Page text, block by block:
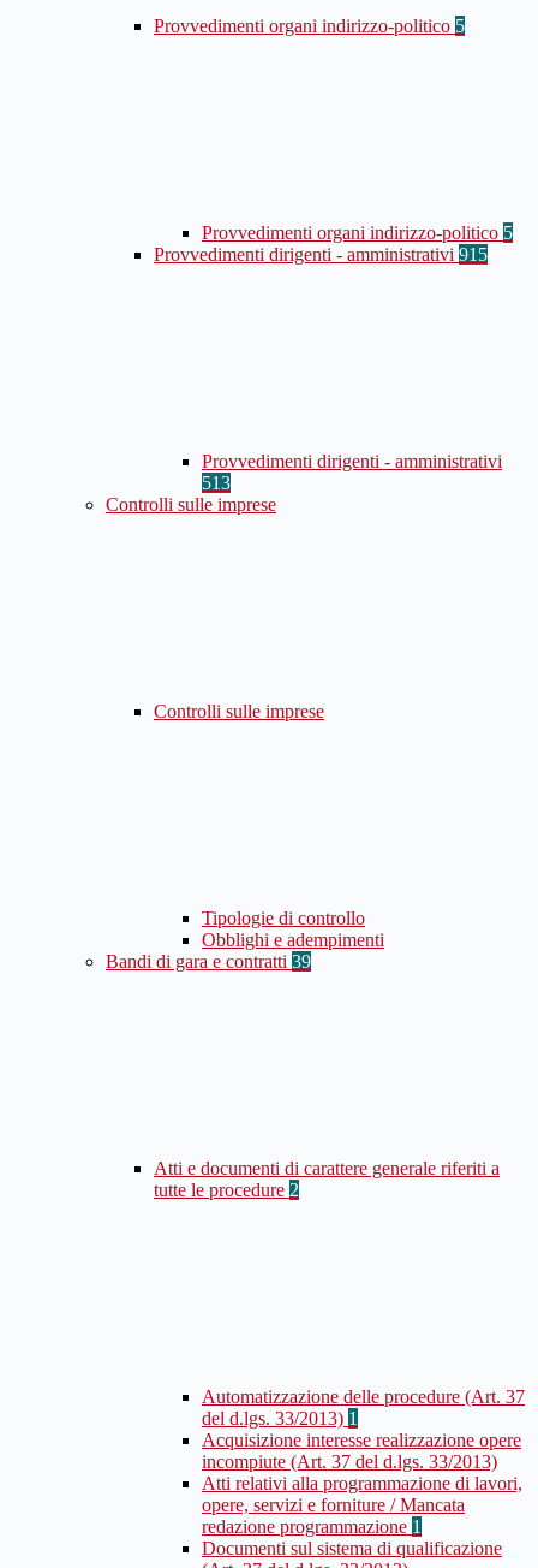
Provvedimenti organi indirizzo-politico 5
Provvedimenti organi indirizzo-politico 5
Provvedimenti dirigenti - amministrativi 915
Provvedimenti dirigenti - amministrativi
513
Controlli sulle imprese
Controlli sulle imprese
Tipologie di controllo
Obblighi e adempimenti
Bandi di gara e contratti 39
Atti e documenti di carattere generale riferiti a
tutte le procedure 2
Automatizzazione delle procedure (Art. 37
del d.lgs. 33/2013) 1
Acquisizione interesse realizzazione opere
incompiute (Art. 37 del d.lgs. 33/2013)
Atti relativi alla programmazione di lavori,
opere, servizi e forniture / Mancata
redazione programmazione 1
Documenti sul sistema di qualificazione